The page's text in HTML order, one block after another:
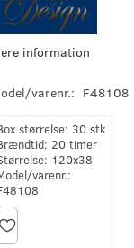
information
varenr.: F48108
størrelse: 30 stk
20 timer
120x38
varenr.: